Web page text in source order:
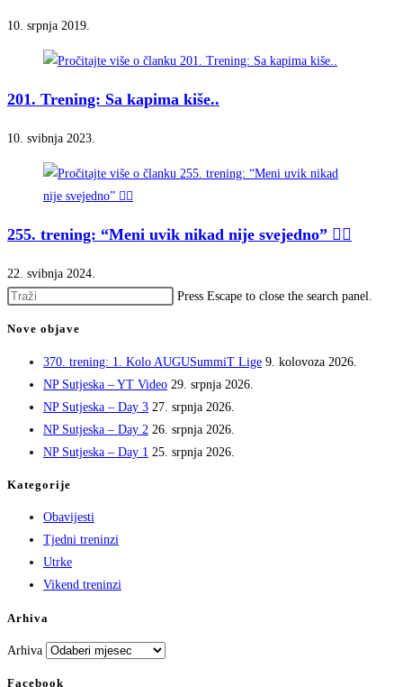
10. srpnja 2019.
201. Trening: Sa kapima kiše..
10. svibnja 2023.
255. trening: “Meni uvik nikad nije svejedno” 🤷‍♂️
22. svibnja 2024.
Press Escape to close the search panel.
Nove objave
370. trening: 1. Kolo AUGUSummiT Lige 9. kolovoza 2026.
NP Sutjeska – YT Video 29. srpnja 2026.
NP Sutjeska – Day 3 27. srpnja 2026.
NP Sutjeska – Day 2 26. srpnja 2026.
NP Sutjeska – Day 1 25. srpnja 2026.
Kategorije
Obavijesti
Tjedni treninzi
Utrke
Vikend treninzi
Arhiva
Arhiva
Facebook